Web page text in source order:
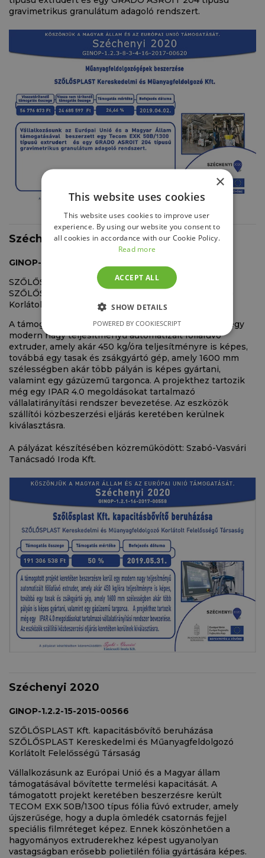
gravimetrikus granulátum adagoló rendszert.
Széchenyi 2020
GINOP-1.2.1-16-2017-00558
SZŐLŐSPLAST Kft. kapacitásbővítő beruházása
SZŐLŐSPLAST Kereskedelmi és Műanyagfeldolgozó
Korlátolt Felelősségű Társaság
A támogatott projekt keretében beszerzésre kerül egy
modern nagy teljesítményű automatizált fóliafúvó
extruder, amely akár 450 kg/óra teljesítményre is képes,
továbbá egy tasak és zsákgyártó gép, amely 1600 mm
szélességben akár több pályán is képes gyártani,
valamint egy gázüzemű targonca. A projekthez tartozik
még egy IPAR 4.0 megoldásokat tartalmazó
vállalatirányítási rendszer bevezetése. Az eszközök
szállítói közbeszerzési eljárás keretében kerülnek
kiválasztásra.
A pályázat készítésében közreműködött: Szabó-Vasvári
Tanácsadó Iroda Kft.
Széchenyi 2020
GINOP-1.2.2-15-2015-00566
SZŐLŐSPLAST Kft. kapacitásbővítő beruházása
SZŐLŐSPLAST Kereskedelmi és Műanyagfeldolgozó
Korlátolt Felelősségű Társaság
Vállalkozásunk az Európai Unió és a Magyar állam
támogatásával bővítette termelési kapacitását. A
támogatott projekt keretében beszerzésre került
TECOM EXK 50B/1300 típus fólia fúvó extruder, amely
újszerűsége, hogy a dupla ömledék csatornás fejjel
speciális filmréteget képez. Ennek köszönhetően a
hagyományos extruderekhez képest ugyanolyan
vastagságban erősebb polietilén fólia gyártására képes.
×
This website uses cookies
This website uses cookies to improve user
experience. By using our website you consent to
all cookies in accordance with our Cookie Policy.
Read more
ACCEPT ALL
SHOW DETAILS
POWERED BY COOKIESCRIPT